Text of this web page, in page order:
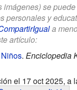
imágenes) se
personales y
a
artículo:
. Enciclopedia
el 17 oct 2025, a